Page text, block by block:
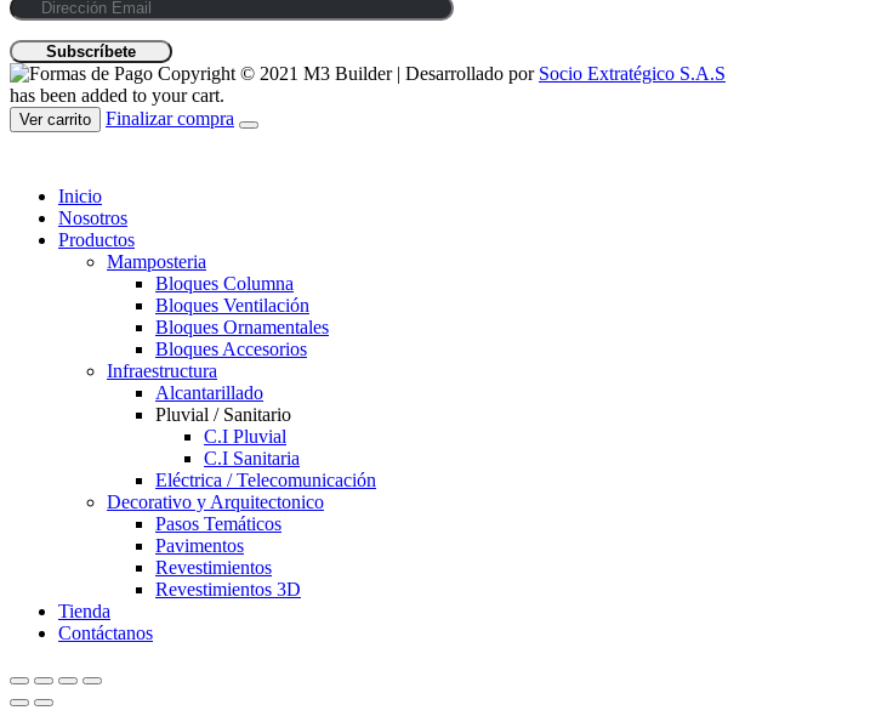
Copyright © 2021 M3 Builder | Desarrollado por Socio Extratégico S.A.S
has been added to your cart.
Ver carrito Finalizar compra
Inicio
Nosotros
Productos
Mamposteria
Bloques Columna
Bloques Ventilación
Bloques Ornamentales
Bloques Accesorios
Infraestructura
Alcantarillado
Pluvial / Sanitario
C.I Pluvial
C.I Sanitaria
Eléctrica / Telecomunicación
Decorativo y Arquitectonico
Pasos Temáticos
Pavimentos
Revestimientos
Revestimientos 3D
Tienda
Contáctanos